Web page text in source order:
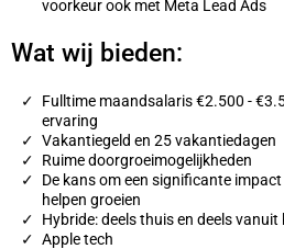
voorkeur ook met Meta Lead Ads
Wat wij bieden:
Fulltime maandsalaris €2.500 -
ervaring
Vakantiegeld en 25 vakantiedagen
Ruime doorgroeimogelijkheden
De kans om een significante
helpen groeien
Hybride: deels thuis en deels
Apple tech